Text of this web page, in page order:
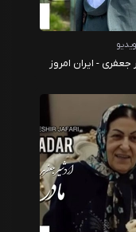
جعفری - ایران امروز